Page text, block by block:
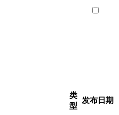
类
型
发布日期